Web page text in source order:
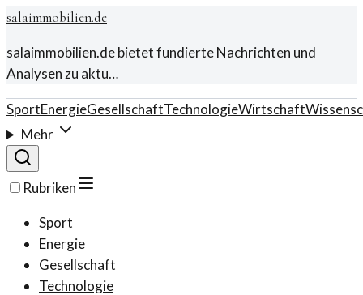
salaimmobilien.de
salaimmobilien.de bietet fundierte Nachrichten und
Analysen zu aktu…
SportEnergieGesellschaftTechnologieWirtschaft
Mehr
Rubriken
Sport
Energie
Gesellschaft
Technologie